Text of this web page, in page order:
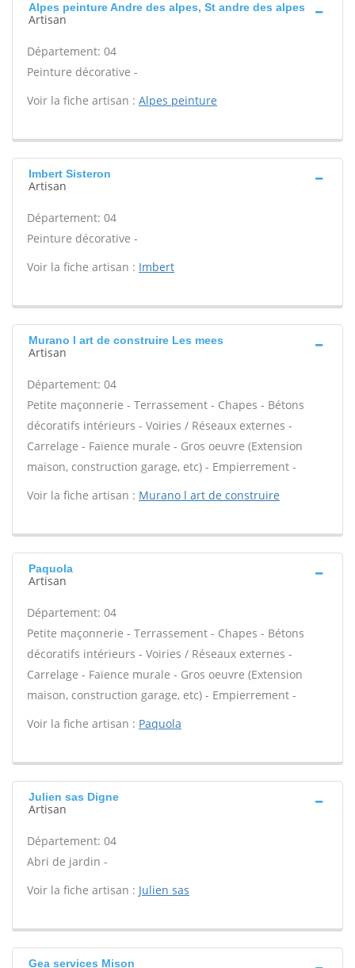
Alpes peinture Andre des alpes, St andre des alpes
Artisan
Département: 04
Peinture décorative -
Voir la fiche artisan : Alpes peinture
Imbert Sisteron
Artisan
Département: 04
Peinture décorative -
Voir la fiche artisan : Imbert
Murano l art de construire Les mees
Artisan
Département: 04
Petite maçonnerie - Terrassement - Chapes - Bétons
décoratifs intérieurs - Voiries / Réseaux externes -
Carrelage - Faïence murale - Gros oeuvre (Extension
maison, construction garage, etc) - Empierrement -
Voir la fiche artisan : Murano l art de construire
Paquola
Artisan
Département: 04
Petite maçonnerie - Terrassement - Chapes - Bétons
décoratifs intérieurs - Voiries / Réseaux externes -
Carrelage - Faïence murale - Gros oeuvre (Extension
maison, construction garage, etc) - Empierrement -
Voir la fiche artisan : Paquola
Julien sas Digne
Artisan
Département: 04
Abri de jardin -
Voir la fiche artisan : Julien sas
Gea services Mison